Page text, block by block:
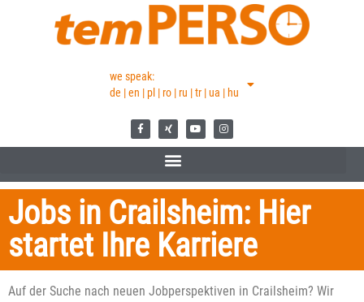
we speak:
de | en | pl | ro | ru | tr | ua | hu
Jobs in Crailsheim: Hier
startet Ihre Karriere
Auf der Suche nach neuen Jobperspektiven in Crailsheim? Wir